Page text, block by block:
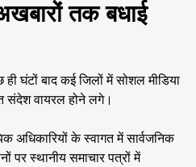
तक बधाई
घंटों बाद कई जिलों में सोशल मीडिया
संदेश वायरल होने लगे।
अधिकारियों के स्वागत में सार्वजनिक
पर स्थानीय समाचार पत्रों में